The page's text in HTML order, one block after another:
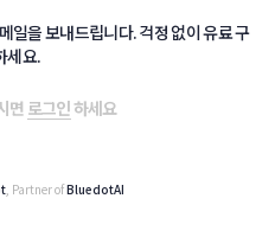
일을 보내드립니다. 걱정 없이 유료 구
세요.
면 로그인하세요
, Partner ofBluedotAI